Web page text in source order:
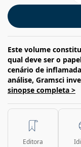
Este volume
qual deve ser o
cenário de
análise, Gramsci
sinopse completa >
Editora